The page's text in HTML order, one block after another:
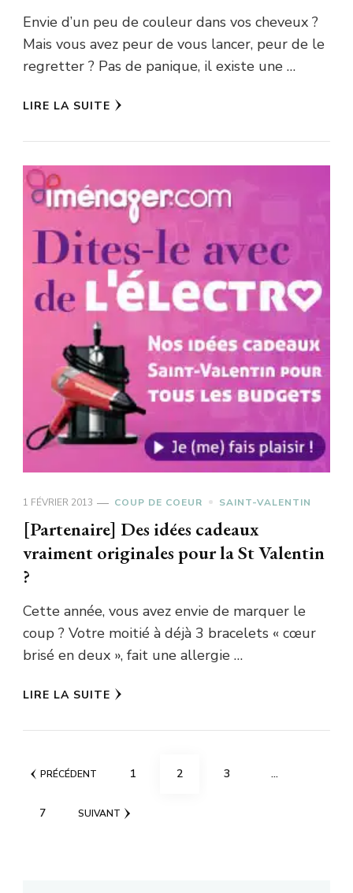
Envie d’un peu de couleur dans vos cheveux ?
Mais vous avez peur de vous lancer, peur de le
regretter ? Pas de panique, il existe une …
LIRE LA SUITE
1 FÉVRIER 2013 COUP DE COEUR SAINT-VALENTIN
[Partenaire] Des idées cadeaux
vraiment originales pour la St Valentin
?
Cette année, vous avez envie de marquer le
coup ? Votre moitié à déjà 3 bracelets « cœur
brisé en deux », fait une allergie …
LIRE LA SUITE
Pagination
publications
PRÉCÉDENT PAGE
1 PAGE
2 PAGE
3 …
PAGE
7 SUIVANT